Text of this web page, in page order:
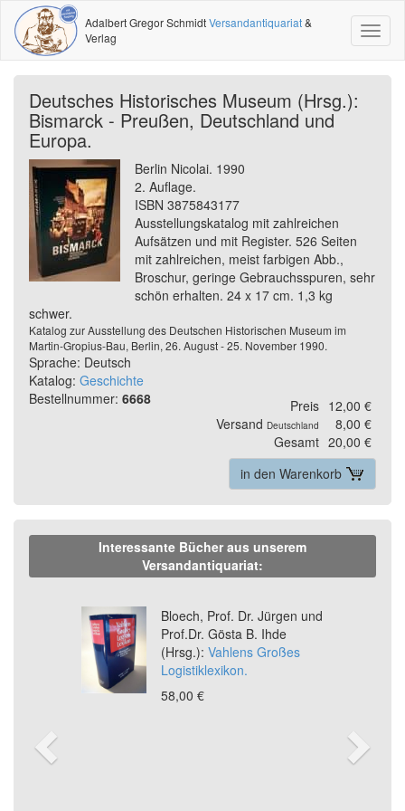
Adalbert Gregor SchmidtVersandantiquariat&
Verlag
Deutsches Historisches Museum (Hrsg.):
Bismarck - Preußen, Deutschland und
Europa.
Berlin Nicolai. 1990
2. Auflage.
ISBN 3875843177
Ausstellungskatalog mit zahlreichen
Aufsätzen und mit Register. 526 Seiten
mit zahlreichen, meist farbigen Abb.,
Broschur, geringe Gebrauchsspuren, sehr
schön erhalten. 24 x 17 cm. 1,3 kg
schwer.
Katalog zur Ausstellung des Deutschen Historischen Museum im
Martin-Gropius-Bau, Berlin, 26. August - 25. November 1990.
Sprache: Deutsch
Katalog: Geschichte
Bestellnummer: 6668 Preis 12,00 €
Versand Deutschland
8,00 €
Gesamt 20,00 €
in den Warenkorb
Interessante Bücher aus unserem
Versandantiquariat:
Bloech, Prof. Dr. Jürgen und
Prof.Dr. Gösta B. Ihde
(Hrsg.): Vahlens Großes
Logistiklexikon.
58,00 €
Previous